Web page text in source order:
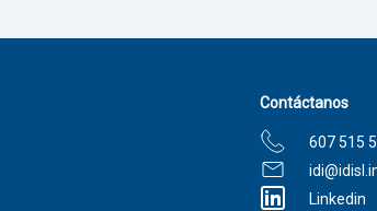
Contáctanos
607 515
Linkedin